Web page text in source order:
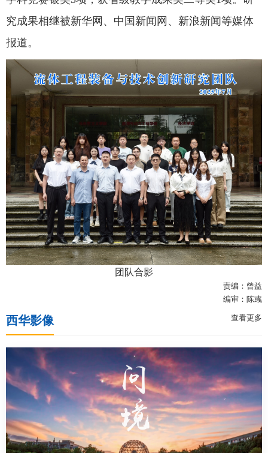
究成果相继被新华网、中国新闻网、新浪新闻等媒体
报道。
团队合影
责编：曾益
编审：陈彧
西华影像 查看更多